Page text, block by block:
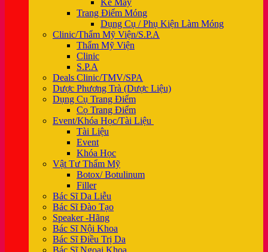
Kẻ Mày
Trang Điểm Móng
Dụng Cụ / Phụ Kiện Làm Móng
Clinic/Thẩm Mỹ Viện/S.P.A
Thẩm Mỹ Viện
Clinic
S.P.A
Deals Clinic/TMV/SPA
Dược Phương Trà (Dược Liệu)
Dụng Cụ Trang Điểm
Cọ Trang Điểm
Event/Khóa Học/Tài Liệu
Tài Liệu
Event
Khóa Học
Vật Tư Thẩm Mỹ
Botox/ Botulinum
Filler
Bác Sĩ Da Liễu
Bác Sĩ Đào Tạo
Speaker -Hãng
Bác Sĩ Nội Khoa
Bác Sĩ Điều Trị Da
Bác Sĩ Ngoại Khoa